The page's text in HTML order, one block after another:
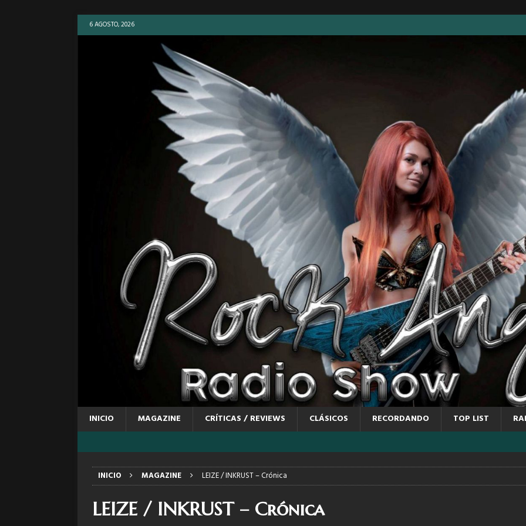
6 AGOSTO, 2026
INICIO MAGAZINE CRÍTICAS / REVIEWS CLÁSICOS RECORDANDO TOP LIST
INICIO MAGAZINE LEIZE / INKRUST – Crónica
LEIZE / INKRUST – Crónica